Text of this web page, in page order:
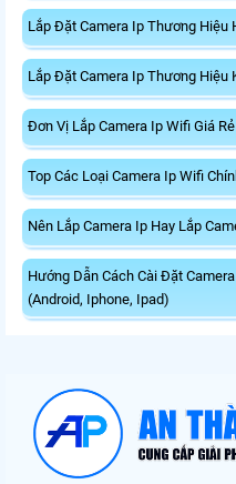
Lắp Đặt Camera Ip Thương Hiệu
Lắp Đặt Camera Ip Thương Hiệu
Đơn Vị Lắp Camera Ip Wifi Giá
Top Các Loại Camera Ip Wifi
Nên Lắp Camera Ip Hay Lắp
Hướng Dẫn Cách Cài Đặt
(Android, Iphone, Ipad)